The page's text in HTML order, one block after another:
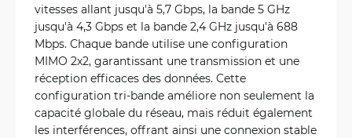
vitesses allant jusqu'à 5,7 Gbps, la bande 5 GHz
jusqu'à 4,3 Gbps et la bande 2,4 GHz jusqu'à 688
Mbps. Chaque bande utilise une configuration
MIMO 2x2, garantissant une transmission et une
réception efficaces des données. Cette
configuration tri-bande améliore non seulement la
capacité globale du réseau, mais réduit également
les interférences, offrant ainsi une connexion stable